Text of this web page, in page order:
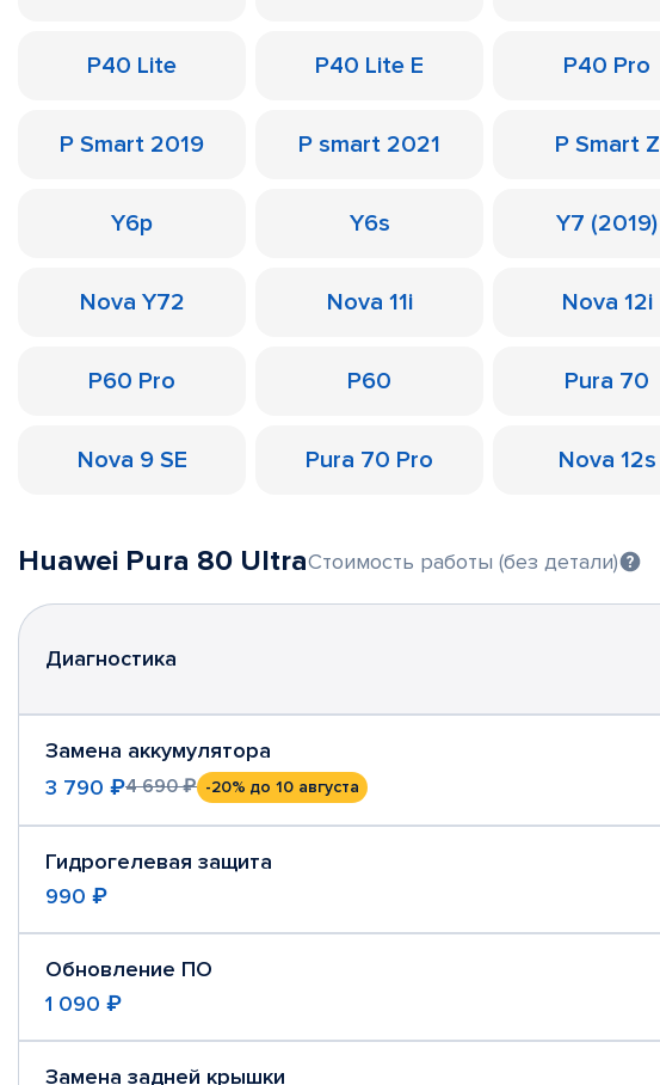
P40 Lite P40 Lite E P40 Pro
P Smart 2019 P smart 2021 P Smart Z
Y6p Y6s Y7 (2019)
Nova Y72 Nova 11i Nova 12i
P60 Pro P60 Pura 70
Nova 9 SE Pura 70 Pro Nova 12s
Huawei Pura 80 UltraСтоимость работы (без детали)
Диагностика
Замена аккумулятора
3 790 ₽4 690 ₽ -20% до 10 августа
Гидрогелевая защита
990 ₽
Обновление ПО
1 090 ₽
Замена задней крышки